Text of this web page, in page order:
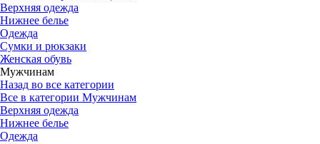
Верхняя одежда
Нижнее белье
Одежда
Сумки и рюкзаки
Женская обувь
Мужчинам
Назад во все категории
Все в категории Мужчинам
Верхняя одежда
Нижнее белье
Одежда